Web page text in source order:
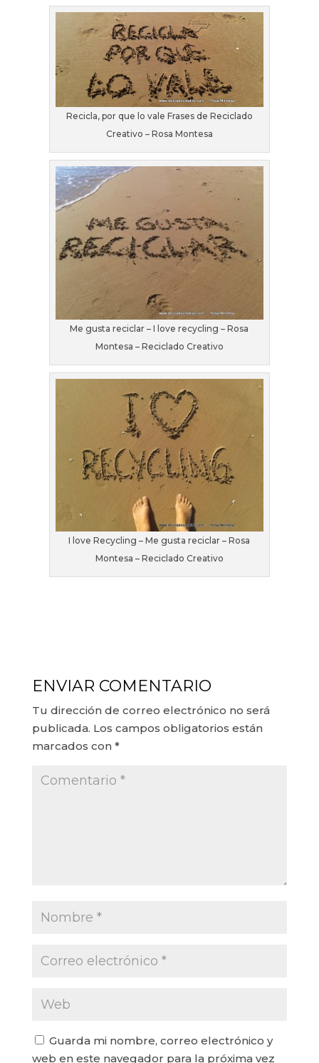
Recicla, por que lo vale Frases de Reciclado
Creativo – Rosa Montesa
Me gusta reciclar – I love recycling – Rosa
Montesa – Reciclado Creativo
I love Recycling – Me gusta reciclar – Rosa
Montesa – Reciclado Creativo
ENVIAR COMENTARIO
Tu dirección de correo electrónico no será
publicada. Los campos obligatorios están
marcados con *
Guarda mi nombre, correo electrónico y
web en este navegador para la próxima vez